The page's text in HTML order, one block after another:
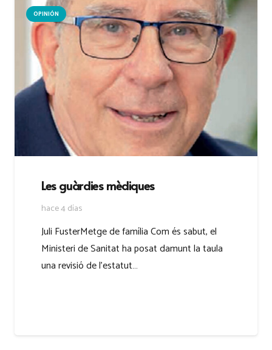
OPINIÓN
Les guàrdies mèdiques
hace 4 días
Juli FusterMetge de família Com és sabut, el
Ministeri de Sanitat ha posat damunt la taula
una revisió de l’estatut…